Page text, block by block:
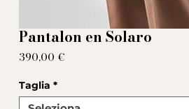
Pantalon en Solaro
390,00 €
Taglia *